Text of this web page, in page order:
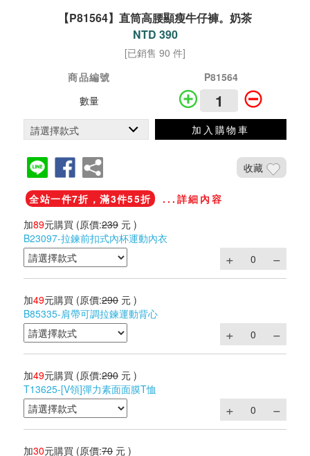
【P81564】直筒高腰顯瘦牛仔褲。奶茶
NTD 390
[已銷售 90 件]
商品編號
P81564
數量
加入購物車
收藏
全站一件7折，滿3件55折
...詳細內容
加89元購買 (原價:239 元 )
B23097-拉鍊前扣式內杯運動內衣
加49元購買 (原價:290 元 )
B85335-肩帶可調拉鍊運動背心
加49元購買 (原價:290 元 )
T13625-[V領]彈力素面面膜T恤
加30元購買 (原價:70 元 )